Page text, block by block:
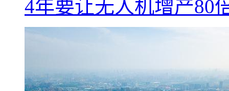
4年要让无人机增产80